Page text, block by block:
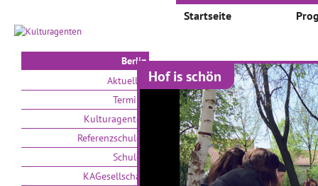
Hof is schön
Berlin
Aktuelles
Termine
Kulturagenten
Referenzschulen
Schulen
KAGesellschaft
Startseite
Projekte
Auswählen nach: